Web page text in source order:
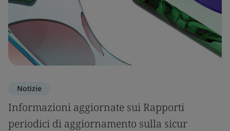
Notizie
Informazioni aggiornate sui Rapporti
periodici di aggiornamento sulla sicur